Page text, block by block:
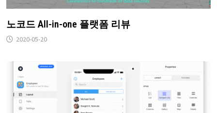
노코드 All-in-one 플랫폼 리뷰
2020-05-20